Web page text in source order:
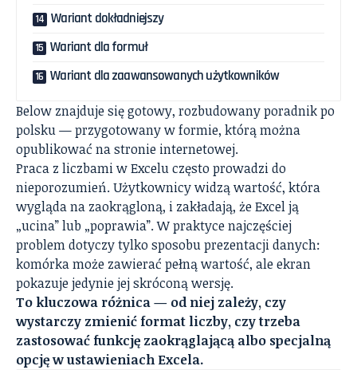
Wariant dokładniejszy
Wariant dla formuł
Wariant dla zaawansowanych użytkowników
Below znajduje się gotowy, rozbudowany poradnik po
polsku — przygotowany w formie, którą można
opublikować na stronie internetowej.
Praca z liczbami w Excelu często prowadzi do
nieporozumień. Użytkownicy widzą wartość, która
wygląda na zaokrągloną, i zakładają, że Excel ją
„ucina” lub „poprawia”. W praktyce najczęściej
problem dotyczy tylko sposobu prezentacji danych:
komórka może zawierać pełną wartość, ale ekran
pokazuje jedynie jej skróconą wersję.
To kluczowa różnica — od niej zależy, czy
wystarczy zmienić format liczby, czy trzeba
zastosować funkcję zaokrąglającą albo specjalną
opcję w ustawieniach Excela.